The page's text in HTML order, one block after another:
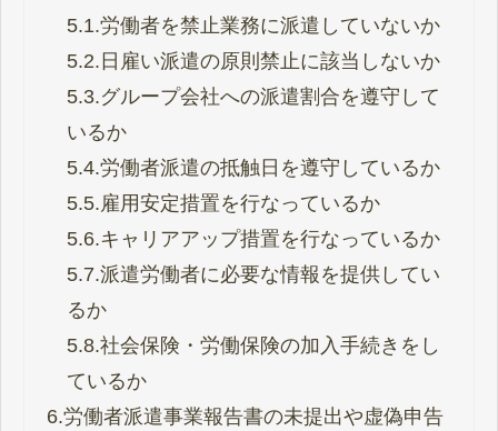
5.1.労働者を禁止業務に派遣していないか
5.2. 日雇い派遣の原則禁止に該当しないか
5.3.グループ会社への派遣割合を遵守して
いるか
5.4.労働者派遣の抵触日を遵守しているか
5.5. 雇用安定措置を行なっているか
5.6.キャリアアップ措置を行なっているか
5.7.派遣労働者に必要な情報を提供してい
るか
5.8.社会保険・労働保険の加入手続きをし
ているか
6.労働者派遣事業報告書の未提出や虚偽申告